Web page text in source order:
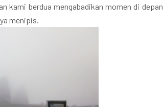
kami berdua mengabadikan momen di depan
menipis.